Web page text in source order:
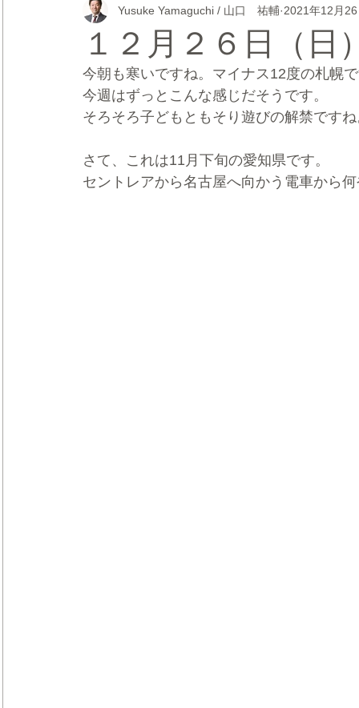
リブランディング® さとうきび繊維のストロー 中国
CRMブランディング® デジタルマーケティングブランデ
１２月２６日（
Yusuke Yamaguchi / 山口 祐輔 2021年12月
今朝も寒いですね。マイナス12度の札幌
今週はずっとこんな感じだそうです。
そろそろ子どもともそり遊びの解禁です
さて、これは11月下旬の愛知県です。
セントレアから名古屋へ向かう電車から